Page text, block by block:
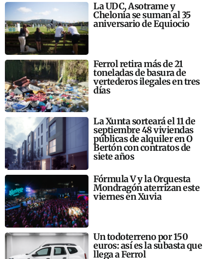
La UDC, Asotrame y
Chelonia se suman al 35
aniversario de Equiocio
Ferrol retira más de 21
toneladas de basura de
vertederos ilegales en tres
días
La Xunta sorteará el 11 de
septiembre 48 viviendas
públicas de alquiler en O
Bertón con contratos de
siete años
Fórmula V y la Orquesta
Mondragón aterrizan este
viernes en Xuvia
Un todoterreno por 150
euros: así es la subasta que
llega a Ferrol